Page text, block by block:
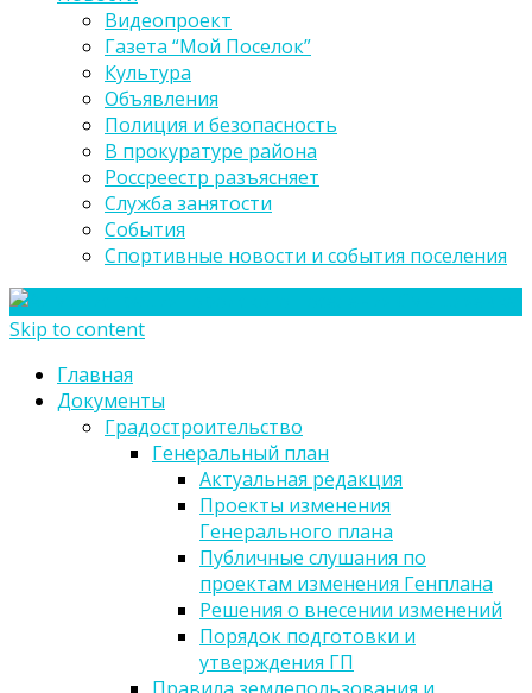
Видеопроект
Газета “Мой Поселок”
Культура
Объявления
Полиция и безопасность
В прокуратуре района
Россреестр разъясняет
Служба занятости
События
Спортивные новости и события поселения
Skip to content
Главная
Документы
Градостроительство
Генеральный план
Актуальная редакция
Проекты изменения
Генерального плана
Публичные слушания по
проектам изменения Генплана
Решения о внесении изменений
Порядок подготовки и
утверждения ГП